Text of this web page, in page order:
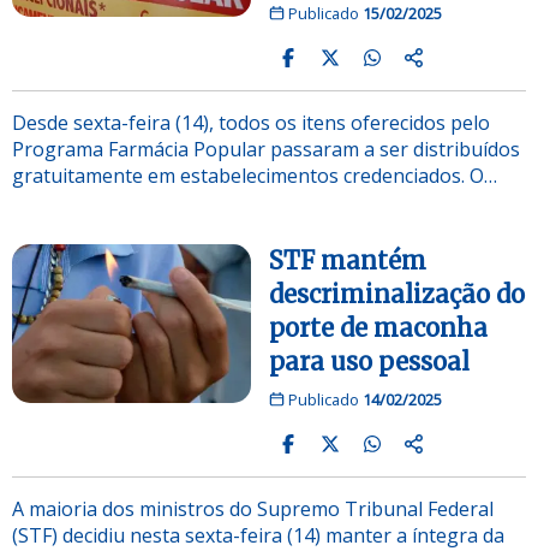
Publicado 15/02/2025
Desde sexta-feira (14), todos os itens oferecidos pelo
Programa Farmácia Popular passaram a ser distribuídos
gratuitamente em estabelecimentos credenciados. O…
STF mantém
descriminalização do
porte de maconha
para uso pessoal
Publicado 14/02/2025
A maioria dos ministros do Supremo Tribunal Federal
(STF) decidiu nesta sexta-feira (14) manter a íntegra da